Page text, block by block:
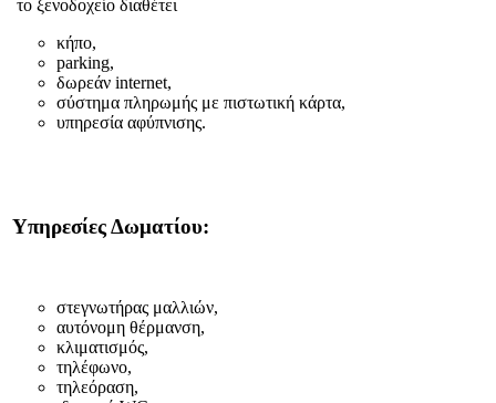
το ξενοδοχείο διαθέτει
κήπο,
parking,
δωρεάν internet,
σύστημα πληρωμής με πιστωτική κάρτα,
υπηρεσία αφύπνισης.
Υπηρεσίες Δωματίου:
στεγνωτήρας μαλλιών,
αυτόνομη θέρμανση,
κλιματισμός,
τηλέφωνο,
τηλεόραση,